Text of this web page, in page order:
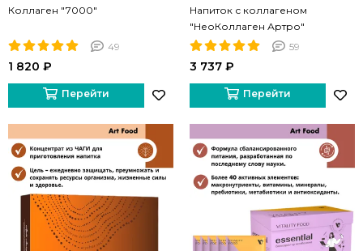
Коллаген "7000"
49
1 820 ₽
Перейти
Напиток с коллагеном
"НеоКоллаген Артро"
59
3 737 ₽
Перейти